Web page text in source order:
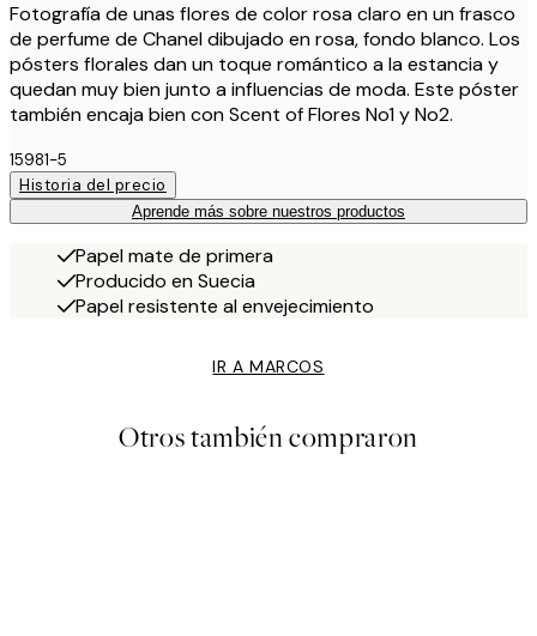
Fotografía de unas flores de color rosa claro en un frasco
de perfume de Chanel dibujado en rosa, fondo blanco. Los
pósters florales dan un toque romántico a la estancia y
quedan muy bien junto a influencias de moda. Este póster
también encaja bien con Scent of Flores No1 y No2.
15981-5
Historia del precio
Aprende más sobre nuestros productos
Papel mate de primera
Producido en Suecia
Papel resistente al envejecimiento
IR A MARCOS
Otros también compraron